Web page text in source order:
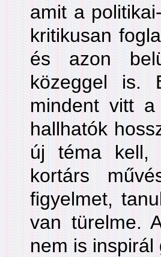
amit a
kritikusan
és azon
közeggel is.
mindent vitt
hallhatók
új téma kell,
kortárs
figyelmet,
van türelme.
nem is inspirál